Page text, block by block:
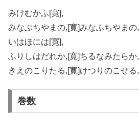
みけむかふ[寛],
みなぶちやまの,[寛]みなふちやまの,
いはほには[寛],
ふりしはだれか,[寛]ちるなみたらか,
きえのこりたる,[寛]けつりのこせる,
巻数